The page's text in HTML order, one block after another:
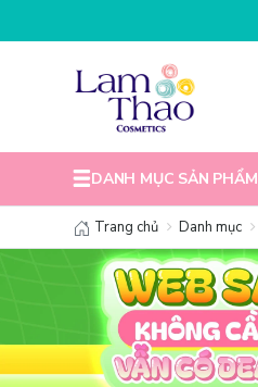
DANH MỤC SẢN PHẨM
Trang chủ Danh mục